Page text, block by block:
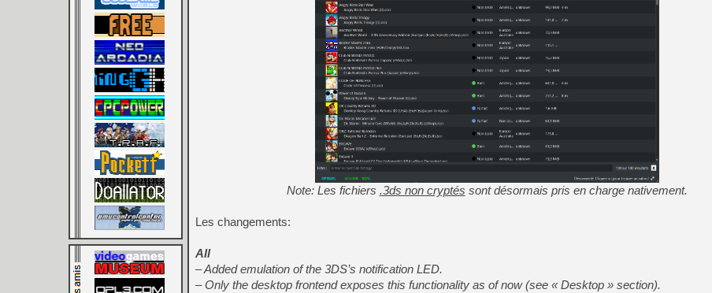
Note: Les fichiers .3ds non cryptés sont désormais pris en charge nativement.
Les changements:
All
– Added emulation of the 3DS’s notification LED.
– Only the desktop frontend exposes this functionality as of now (see « Desktop » section).